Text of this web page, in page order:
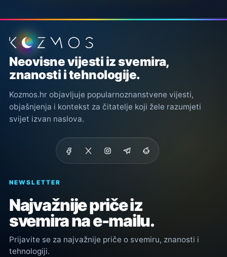
Podnožje stranice
Neovisne vijesti iz svemira,
znanosti i tehnologije.
Kozmos.hr objavljuje popularnoznanstvene vijesti,
objašnjenja i kontekst za čitatelje koji žele razumjeti
svijet izvan naslova.
NEWSLETTER
Najvažnije priče iz
svemira na e-mailu.
Prijavite se za najvažnije priče o svemiru, znanosti i
tehnologiji.